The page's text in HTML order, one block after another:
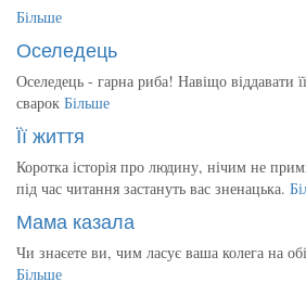
Більше
Оселедець
Оселедець - гарна риба! Навіщо віддавати
сварок Більше
Її життя
Коротка історія про людину, нічим не
під час читання застануть вас зненацька.
Мама казала
Чи знаєете ви, чим ласує ваша колега на
Більше